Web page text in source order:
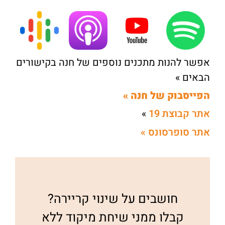
אפשר להנות מתכנים נוספים של חנה בקישורים
הבאים »
הפייסבוק של חנה »
אתר קבוצת 19
»
אתר סופרסונס »
חושבים על שינוי קריירה?
קבלו ממני שיחת מיקוד ללא